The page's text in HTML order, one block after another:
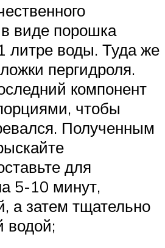
виде порошка
литре воды. Туда же
пергидроля.
компонент
чтобы
Полученным
для
5-10 минут,
а затем тщательно
водой;